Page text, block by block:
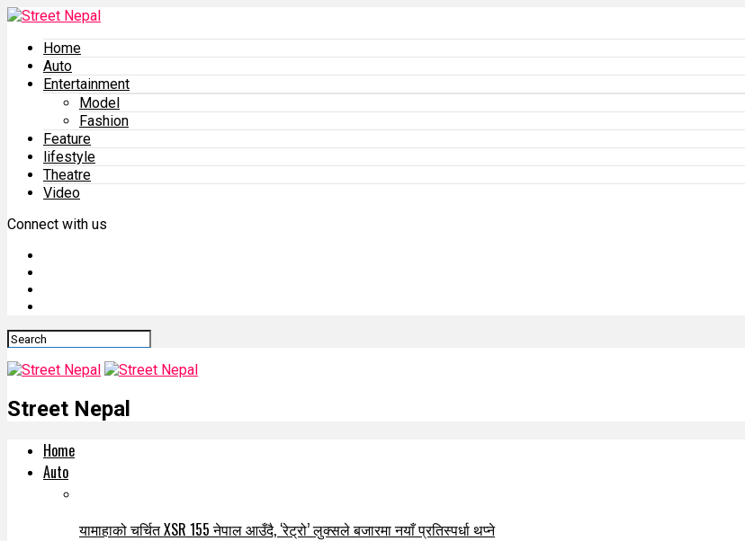
Home
Auto
Entertainment
Model
Fashion
Feature
lifestyle
Theatre
Video
Connect with us
Street Nepal
Home
Auto
यामाहाको चर्चित XSR 155 नेपाल आउँदै, ‘रेट्रो’ लुक्सले बजारमा नयाँ प्रतिस्पर्धा थप्ने